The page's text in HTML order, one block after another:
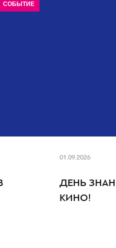
СОБЫТИЕ
01.09.2026
ДЕНЬ
КИНО!